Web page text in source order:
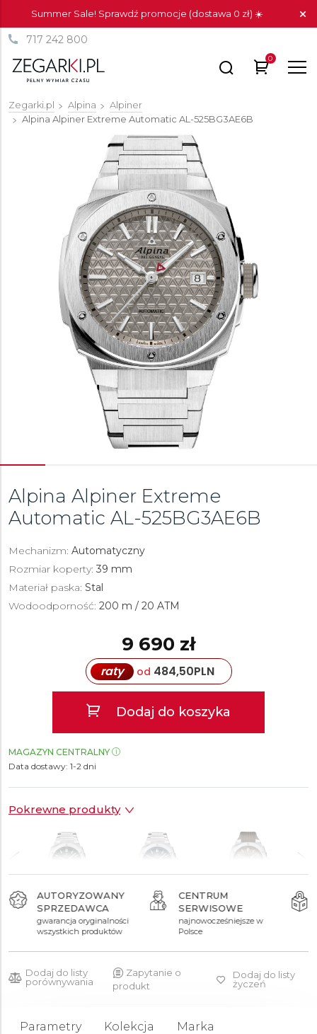
Summer Sale! Sprawdź promocje (dostawa 0 zł) ☀️
717 242 800
0
Zegarki.pl Alpina
Alpiner
Alpina Alpiner Extreme Automatic AL-525BG3AE6B
Alpina Alpiner Extreme
Automatic AL-525BG3AE6B
Mechanizm: Automatyczny
Rozmiar koperty: 39 mm
Materiał paska: Stal
Wodoodporność: 200 m / 20 ATM
9 690 zł
raty od 484,50PLN
Dodaj do koszyka
MAGAZYN CENTRALNY
Data dostawy: 1-2 dni
Pokrewne produkty
9 690 zł 9 690 zł 8 090 zł
AUTORYZOWANY
SPRZEDAWCA
gwarancja oryginalności
wszystkich produktów
CENTRUM
SERWISOWE
najnowocześniejsze w
Polsce
Dodaj do listy
porównywania
Zapytanie o
produkt
Dodaj do listy
życzeń
Parametry Kolekcja Marka